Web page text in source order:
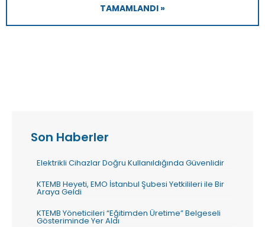
TAMAMLANDI »
Son Haberler
Elektrikli Cihazlar Doğru Kullanıldığında Güvenlidir
KTEMB Heyeti, EMO İstanbul Şubesi Yetkilileri ile Bir
Araya Geldi
KTEMB Yöneticileri “Eğitimden Üretime” Belgeseli
Gösteriminde Yer Aldı